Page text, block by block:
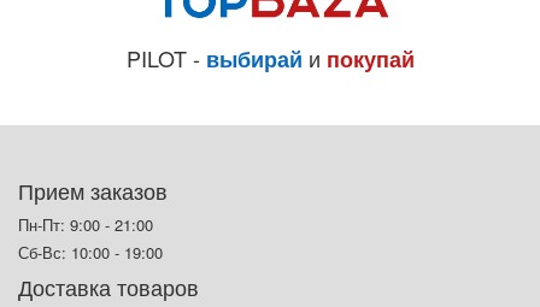
PILOT - выбирай и покупай
Прием заказов
Пн-Пт: 9:00 - 21:00
Сб-Вс: 10:00 - 19:00
Доставка товаров